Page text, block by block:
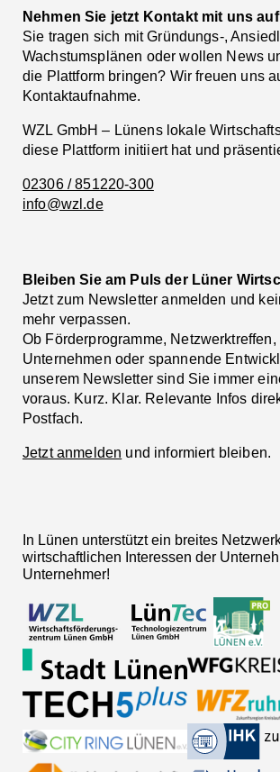
Nehmen Sie jetzt Kontakt mit uns
Sie tragen sich mit Gründungs-,
Wachstumsplänen oder wollen News
die Plattform bringen? Wir freuen uns
Kontaktaufnahme.
WZL GmbH – Lünens lokale
diese Plattform initiiert hat und
02306 / 851220-300
info@wzl.de
Bleiben Sie am Puls der Lüner
Jetzt zum Newsletter anmelden und
mehr verpassen.
Ob Förderprogramme, Netzwerktreffen,
Unternehmen oder spannende
unserem Newsletter sind Sie immer
voraus. Kurz. Klar. Relevante Infos
Postfach.
Jetzt anmelden und informiert bleiben.
In Lünen unterstützt ein breites
wirtschaftlichen Interessen der
Unternehmer!